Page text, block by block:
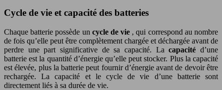
Cycle de vie et capacité des batteries
Chaque batterie possède un cycle de vie , qui correspond au nombre
de fois qu’elle peut être complètement chargée et déchargée avant de
perdre une part significative de sa capacité. Lacapacitéd’une
batterie est la quantité d’énergie qu’elle peut stocker. Plus la capacité
est élevée, plus la batterie peut fournir d’énergie avant de devoir être
rechargée. La capacité et le cycle de vie d’une batterie sont
directement liés à sa durée de vie.